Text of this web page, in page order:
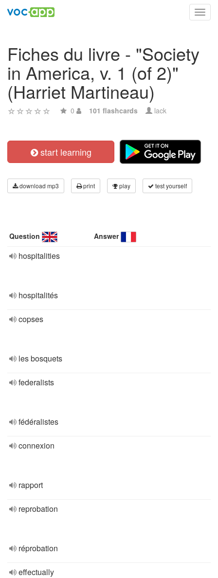
Fiches du livre - "Society
in America, v. 1 (of 2)"
(Harriet Martineau)
0 101 flashcards lack
start learning
download mp3 print play test yourself
Question Answer
hospitalities
hospitalités
copses
les bosquets
federalists
fédéralistes
connexion
rapport
reprobation
réprobation
effectually